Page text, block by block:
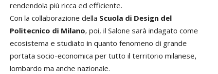
rendendola più ricca ed efficiente.
Con la collaborazione della Scuola di Design del
Politecnico di Milano, poi, il Salone sarà indagato come
ecosistema e studiato in quanto fenomeno di grande
portata socio-economica per tutto il territorio milanese,
lombardo ma anche nazionale.